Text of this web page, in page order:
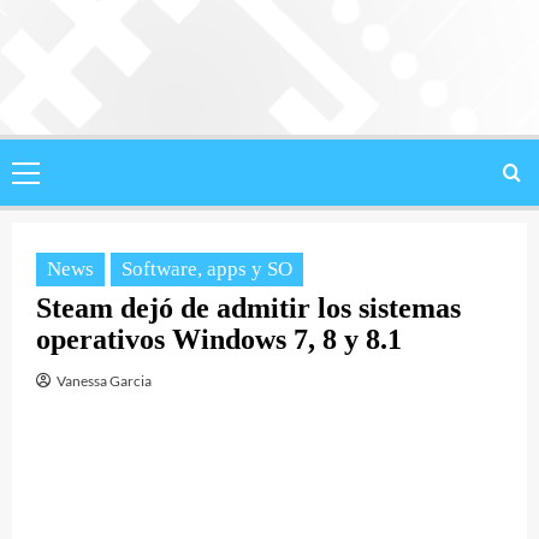
principal
News Software, apps y SO
Steam dejó de admitir los sistemas
operativos Windows 7, 8 y 8.1
Vanessa Garcia